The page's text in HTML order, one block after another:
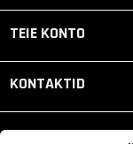
TEIE KONTO
KONTAKTID